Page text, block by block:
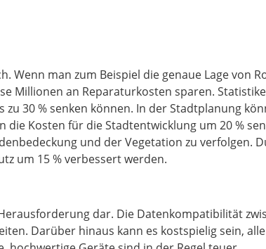
man zum Beispiel die genaue Lage von
Millionen an Reparaturkosten sparen.
30 % senken können. In der Stadtplanung
Kosten für die Stadtentwicklung um 20 %
und der Vegetation zu verfolgen.
um 15 % verbessert werden.
dar. Die Datenkompatibilität
Darüber hinaus kann es kostspielig sein, alle